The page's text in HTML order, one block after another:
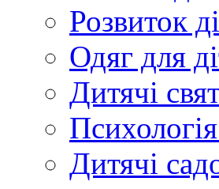
Розвиток
Одяг для
Дитячі
Дитячі